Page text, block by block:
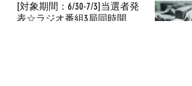
[対象期間：6/30-7/3]当選者発
表☆ラジオ番組3局同時開